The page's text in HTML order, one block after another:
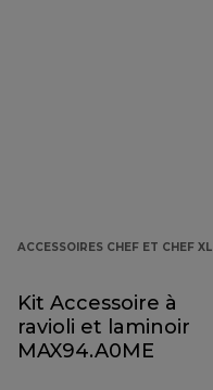
ACCESSOIRES CHEF ET CHEF XL
Kit Accessoire à
ravioli et laminoir
MAX94.A0ME